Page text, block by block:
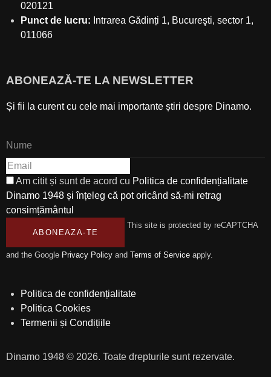
020121
Punct de lucru: Intrarea Gădinți 1, Bucureşti, sector 1,
011066
ABONEAZĂ-TE LA NEWSLETTER
Și fii la curent cu cele mai importante știri despre Dinamo.
Am citit și sunt de acord cu Politica de confidențialitate
Dinamo 1948 și înțeleg că pot oricând să-mi retrag
consimțământul
ABONEAZA-TE
This site is protected by reCAPTCHA
and the Google Privacy Policy and Terms of Service apply.
Politica de confidențialitate
Politica Cookies
Termenii și Condițiile
Dinamo 1948 © 2026. Toate drepturile sunt rezervate.